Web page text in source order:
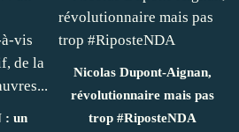
: un
Nicolas Dupont-Aignan,
révolutionnaire mais pas
trop #RiposteNDA